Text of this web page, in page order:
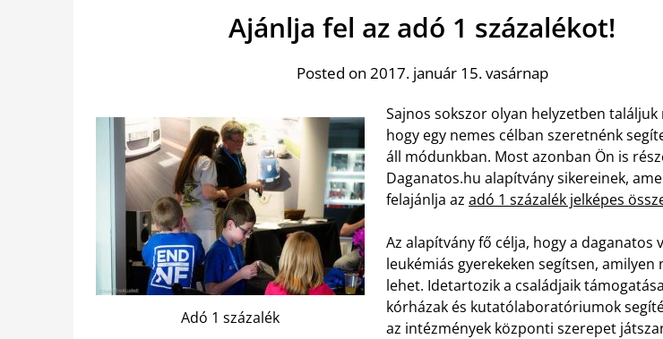
Ajánlja fel az adó 1 százalékot!
Posted on 2017. január 15. vasárnap
Adó 1 százalék
Sajnos sokszor olyan helyzetben találjuk
hogy egy nemes célban szeretnénk
áll módunkban. Most azonban Ön is
Daganatos.hu alapítvány sikereinek,
felajánlja az adó 1 százalék jelképes
Az alapítvány fő célja, hogy a daganatos
leukémiás gyerekeken segítsen, amilyen
lehet. Idetartozik a családjaik
kórházak és kutatólaboratóriumok
az intézmények központi szerepet